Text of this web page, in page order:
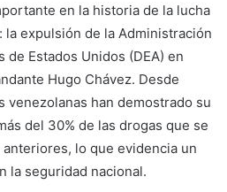
en la historia de la lucha
la expulsión de la Administración
de Estados Unidos (DEA) en
Hugo Chávez. Desde
venezolanas han demostrado su
del 30% de las drogas que se
lo que evidencia un
la seguridad nacional.